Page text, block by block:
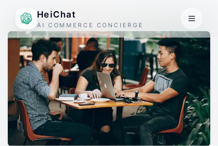
HeiChat
AI COMMERCE CONCIERGE